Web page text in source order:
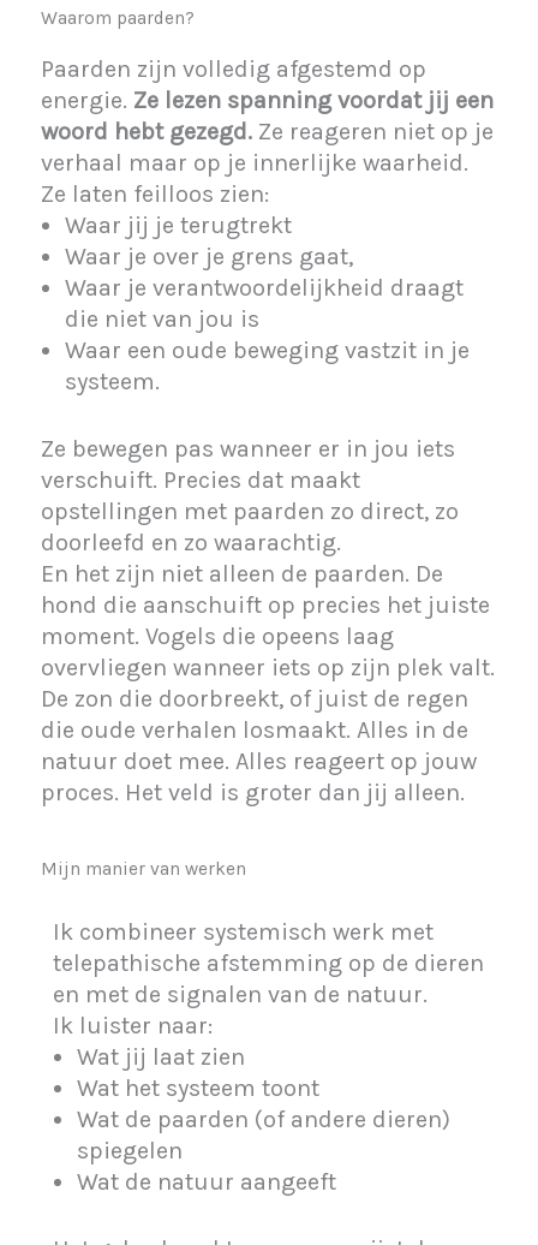
Waarom paarden?
Paarden zijn volledig afgestemd op
energie. Ze lezen spanning voordat jij een
woord hebt gezegd.Ze reageren niet op je
verhaal maar op je innerlijke waarheid.
Ze laten feilloos zien:
Waar jij je terugtrekt
Waar je over je grens gaat,
Waar je verantwoordelijkheid draagt
die niet van jou is
Waar een oude beweging vastzit in je
systeem.
Ze bewegen pas wanneer er in jou iets
verschuift. Precies dat maakt
opstellingen met paarden zo direct, zo
doorleefd en zo waarachtig.
En het zijn niet alleen de paarden. De
hond die aanschuift op precies het juiste
moment. Vogels die opeens laag
overvliegen wanneer iets op zijn plek valt.
De zon die doorbreekt, of juist de regen
die oude verhalen losmaakt. Alles in de
natuur doet mee. Alles reageert op jouw
proces. Het veld is groter dan jij alleen.
Mijn manier van werken
Ik combineer systemisch werk met
telepathische afstemming op de dieren
en met de signalen van de natuur.
Ik luister naar:
Wat jij laat zien
Wat het systeem toont
Wat de paarden (of andere dieren)
spiegelen
Wat de natuur aangeeft